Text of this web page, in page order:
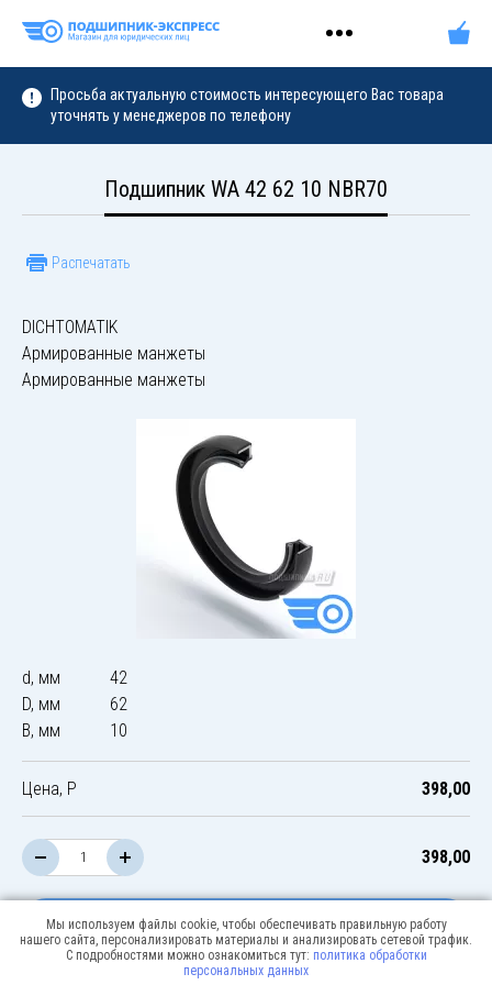
Просьба актуальную стоимость интересующего Вас товара
уточнять у менеджеров по телефону
Подшипник WA 42 62 10 NBR70
Распечатать
DICHTOMATIK
Армированные манжеты
Армированные манжеты
d, мм
42
D, мм
62
B, мм
10
Цена, Р 398,00
398,00
В корзину
Мы используем файлы cookie, чтобы обеспечивать правильную работу
нашего сайта, персонализировать материалы и анализировать сетевой трафик.
С подробностями можно ознакомиться тут: политика обработки
персональных данных